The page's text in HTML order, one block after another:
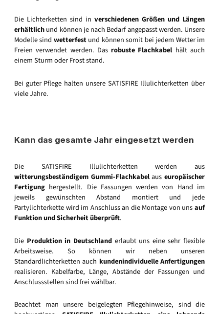
Die Lichterketten sind in verschiedenen Größen und Längen
erhältlichund können je nach Bedarf angepasst werden. Unsere
Modelle sind wetterfestund können somit bei jedem Wetter im
Freien verwendet werden. Das robuste Flachkabel hält auch
einem Sturm oder Frost stand.
Bei guter Pflege halten unsere SATISFIRE Illulichterketten über
viele Jahre.
Kann das gesamte Jahr eingesetzt werden
Die SATISFIRE Illulichterketten werden aus
witterungsbeständigem Gummi-Flachkabelauseuropäischer
Fertigung hergestellt. Die Fassungen werden von Hand im
jeweils gewünschten Abstand montiert und jede
Partylichterkette wird im Anschluss an die Montage von unsauf
Funktion und Sicherheit überprüft.
Die Produktion in Deutschlanderlaubt uns eine sehr flexible
Arbeitsweise. So können wir neben unseren
Standardlichterketten auch kundenindividuelle Anfertigungen
realisieren. Kabelfarbe, Länge, Abstände der Fassungen und
Anschlussstellen sind frei wählbar.
Beachtet man unsere beigelegten Pflegehinweise, sind die